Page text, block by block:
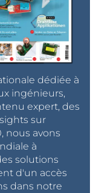
dédiée à
ingénieurs,
expert, des
sur
nous avons
à
solutions
d'un accès
dans notre